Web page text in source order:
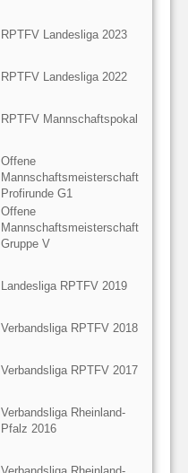
RPTFV Landesliga 2023
RPTFV Landesliga 2022
RPTFV Mannschaftspokal
Offene
Mannschaftsmeisterschaft
Profirunde G1
Offene
Mannschaftsmeisterschaft
Gruppe V
Landesliga RPTFV 2019
Verbandsliga RPTFV 2018
Verbandsliga RPTFV 2017
Verbandsliga Rheinland-
Pfalz 2016